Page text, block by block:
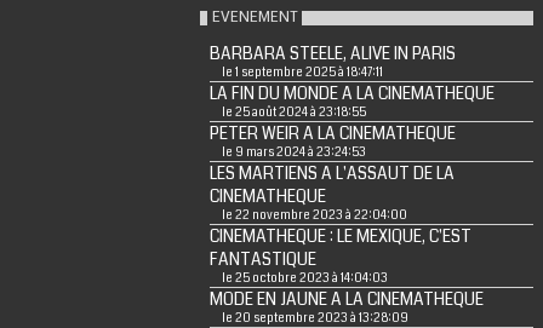
EVENEMENT
BARBARA STEELE, ALIVE IN PARIS
le 1 septembre 2025 à 18:47:11
LA FIN DU MONDE A LA CINEMATHEQUE
le 25 août 2024 à 23:18:55
PETER WEIR A LA CINEMATHEQUE
le 9 mars 2024 à 23:24:53
LES MARTIENS A L'ASSAUT DE LA
CINEMATHEQUE
le 22 novembre 2023 à 22:04:00
CINEMATHEQUE : LE MEXIQUE, C'EST
FANTASTIQUE
le 25 octobre 2023 à 14:04:03
MODE EN JAUNE A LA CINEMATHEQUE
le 20 septembre 2023 à 13:28:09